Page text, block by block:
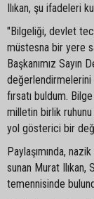
Ilıkan, şu ifadeleri
"Bilgeliği, devlet
müstesna bir yere
Başkanımız
fırsatı buldum.
milletin birlik
yol gösterici bir
Paylaşımında,
sunan Murat Ilıkan,
temennisinde